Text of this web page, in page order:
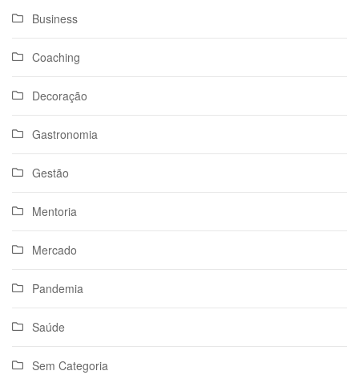
Business
Coaching
Decoração
Gastronomia
Gestão
Mentoria
Mercado
Pandemia
Saúde
Sem Categoria